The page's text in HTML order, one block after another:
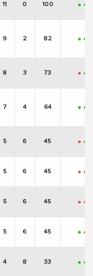
11 0 100 + +
9 2 82 + +
8 3 73 - +
7 4 64 + +
5 6 45 - +
5 6 45 - -
5 6 45 - -
5 6 45 + -
4 8 33 + +